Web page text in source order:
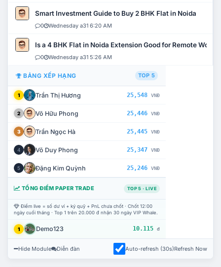
Smart Investment Guide to Buy 2 BHK Flat in Noida
0 Wednesday a31 6:20 AM
Is a 4 BHK Flat in Noida Extension Good for Remote Work?
0 Wednesday a31 5:26 AM
BẢNG XẾP HẠNG TOP 5
1 Trần Thị Hương 25,548 VNĐ
2 Võ Hữu Phong 25,446 VNĐ
3 Trần Ngọc Hà 25,445 VNĐ
4 Võ Duy Phong 25,347 VNĐ
5 Đặng Kim Quỳnh 25,246 VNĐ
TỔNG ĐIỂM PAPER TRADE TOP 5 · LIVE
Điểm live = số dư ví + ký quỹ + PnL chưa chốt · Chốt 12:00
ngày cuối tháng · Top 1 trên 20.000 đ nhận 30 ngày VIP Whale.
1 Demo123 10.115 đ
Hide Module Diễn đàn Auto-refresh (30s)Refresh Now